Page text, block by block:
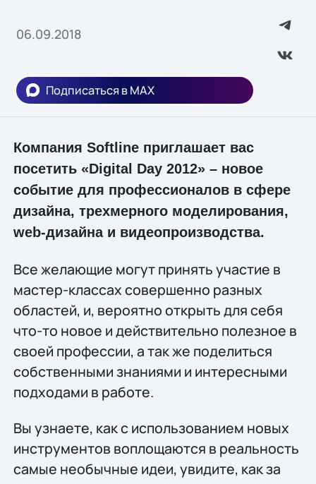
06.09.2018
Подписаться в MAX
Компания Softline приглашает вас
посетить «Digital Day 2012» – новое
событие для профессионалов в сфере
дизайна, трехмерного моделирования,
web-дизайна и видеопроизводства.
Все желающие могут принять участие в
мастер-классах совершенно разных
областей, и, вероятно открыть для себя
что-то новое и действительно полезное в
своей профессии, а так же поделиться
собственными знаниями и интересными
подходами в работе.
Вы узнаете, как с использованием новых
инструментов воплощаются в реальность
самые необычные идеи, увидите, как за